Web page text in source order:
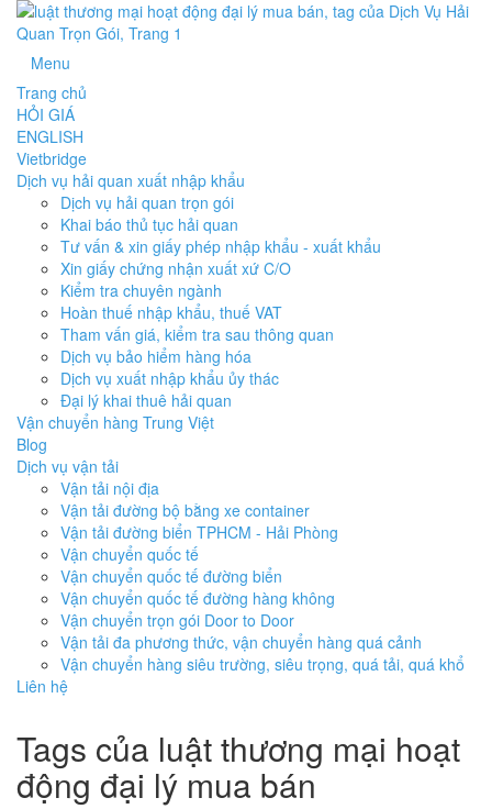
Menu
Trang chủ
HỎI GIÁ
ENGLISH
Vietbridge
Dịch vụ hải quan xuất nhập khẩu
Dịch vụ hải quan trọn gói
Khai báo thủ tục hải quan
Tư vấn & xin giấy phép nhập khẩu - xuất khẩu
Xin giấy chứng nhận xuất xứ C/O
Kiểm tra chuyên ngành
Hoàn thuế nhập khẩu, thuế VAT
Tham vấn giá, kiểm tra sau thông quan
Dịch vụ bảo hiểm hàng hóa
Dịch vụ xuất nhập khẩu ủy thác
Đại lý khai thuê hải quan
Vận chuyển hàng Trung Việt
Blog
Dịch vụ vận tải
Vận tải nội địa
Vận tải đường bộ bằng xe container
Vận tải đường biển TPHCM - Hải Phòng
Vận chuyển quốc tế
Vận chuyển quốc tế đường biển
Vận chuyển quốc tế đường hàng không
Vận chuyển trọn gói Door to Door
Vận tải đa phương thức, vận chuyển hàng quá cảnh
Vận chuyển hàng siêu trường, siêu trọng, quá tải, quá khổ
Liên hệ
Tags của luật thương mại hoạt
động đại lý mua bán